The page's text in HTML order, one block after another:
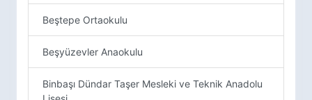
Beştepe Ortaokulu
Beşyüzevler Anaokulu
Binbaşı Dündar Taşer Mesleki ve Teknik Anadolu